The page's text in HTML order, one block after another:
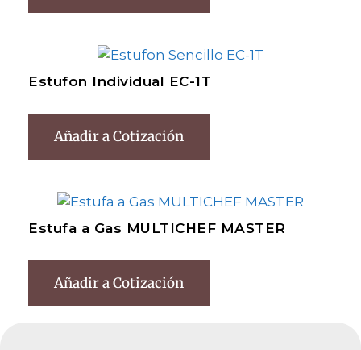
Estufon Individual EC-1T
Añadir a Cotización
Estufa a Gas MULTICHEF MASTER
Añadir a Cotización